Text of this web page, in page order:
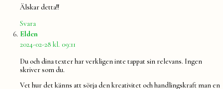
Älskar detta!!
Svara
Elden
2024-02-28 kl. 09:11
Du och dina texter har verkligen inte tappat sin relevans. Ingen
skriver som du.
Vet hur det känns att sörja den kreativitet och handlingskraft man en